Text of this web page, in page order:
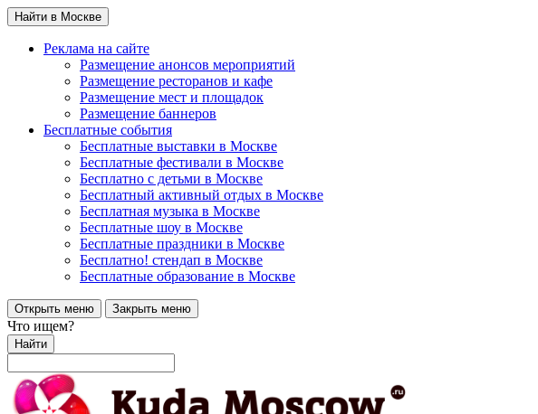
Найти в Москве
Реклама на сайте
Размещение анонсов мероприятий
Размещение ресторанов и кафе
Размещение мест и площадок
Размещение баннеров
Бесплатные события
Бесплатные выставки в Москве
Бесплатные фестивали в Москве
Бесплатно с детьми в Москве
Бесплатный активный отдых в Москве
Бесплатная музыка в Москве
Бесплатные шоу в Москве
Бесплатные праздники в Москве
Бесплатно! стендап в Москве
Бесплатные образование в Москве
Открыть меню Закрыть меню
Что ищем?
Найти